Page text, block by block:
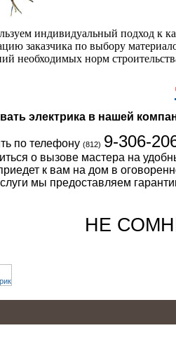
индивидуальный подход к
заказчика по выбору
необходимых норм
электрика в нашей
по телефону (812) 9-306-
о вызове мастера на
к вам на дом в
мы предоставляем
НЕ